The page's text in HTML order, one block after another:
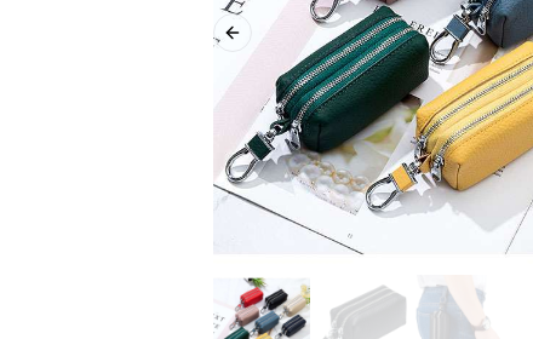
Previous slide